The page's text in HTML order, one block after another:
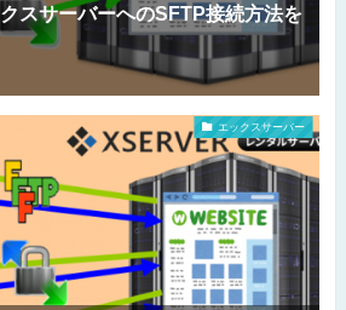
スサーバーへのSFTP接続方法を
エックスサーバー